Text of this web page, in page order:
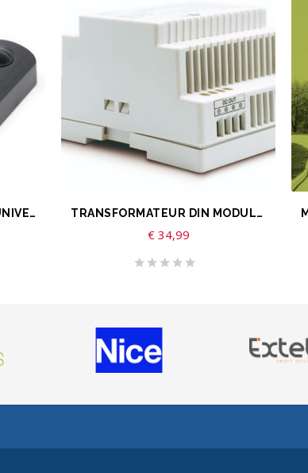
JEU DE PHOTOCELLULES UNIVERSELLES AJOUTER AU PANIER TRANSFORMATEUR DIN MODULAIRE AVEC SELECTEUR DE TENSION (12/15/17Vdc - 2A)
€34,99